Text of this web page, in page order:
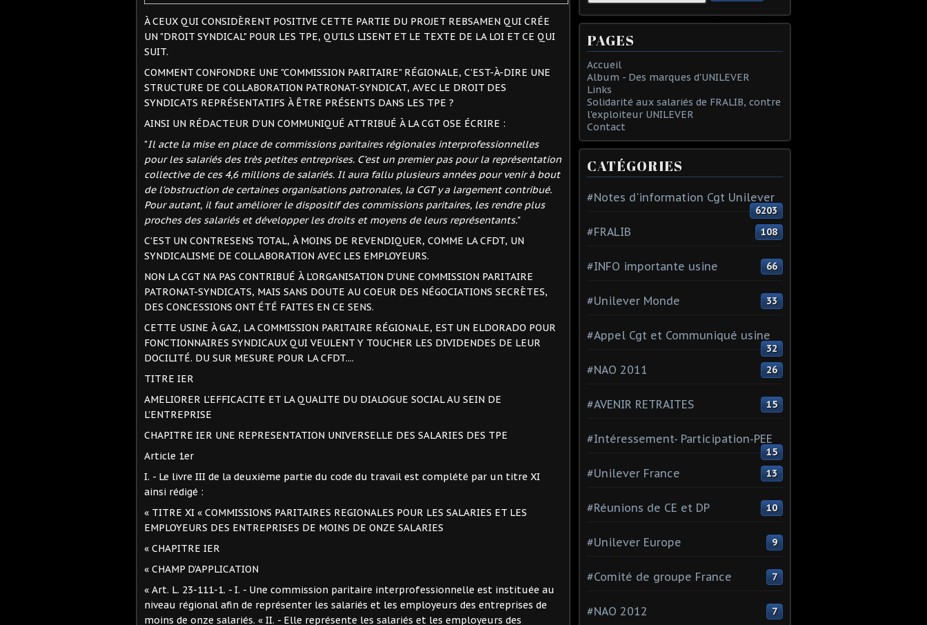
À CEUX QUI CONSIDÈRENT POSITIVE CETTE PARTIE DU PROJET REBSAMEN QUI CRÉE
UN "DROIT SYNDICAL" POUR LES TPE, QU’ILS LISENT ET LE TEXTE DE LA LOI ET CE QUI
SUIT.
COMMENT CONFONDRE UNE "COMMISSION PARITAIRE" RÉGIONALE, C’EST-À-DIRE UNE
STRUCTURE DE COLLABORATION PATRONAT-SYNDICAT, AVEC LE DROIT DES
SYNDICATS REPRÉSENTATIFS À ÊTRE PRÉSENTS DANS LES TPE ?
AINSI UN RÉDACTEUR D’UN COMMUNIQUÉ ATTRIBUÉ À LA CGT OSE ÉCRIRE :
"Il acte la mise en place de commissions paritaires régionales interprofessionnelles
pour les salariés des très petites entreprises. C’est un premier pas pour la représentation
collective de ces 4,6 millions de salariés. Il aura fallu plusieurs années pour venir à bout
de l’obstruction de certaines organisations patronales, la CGT y a largement contribué.
Pour autant, il faut améliorer le dispositif des commissions paritaires, les rendre plus
proches des salariés et développer les droits et moyens de leurs représentants."
C’EST UN CONTRESENS TOTAL, À MOINS DE REVENDIQUER, COMME LA CFDT, UN
SYNDICALISME DE COLLABORATION AVEC LES EMPLOYEURS.
NON LA CGT N’A PAS CONTRIBUÉ À L’ORGANISATION D’UNE COMMISSION PARITAIRE
PATRONAT-SYNDICATS, MAIS SANS DOUTE AU COEUR DES NÉGOCIATIONS SECRÈTES,
DES CONCESSIONS ONT ÉTÉ FAITES EN CE SENS.
CETTE USINE À GAZ, LA COMMISSION PARITAIRE RÉGIONALE, EST UN ELDORADO POUR
FONCTIONNAIRES SYNDICAUX QUI VEULENT Y TOUCHER LES DIVIDENDES DE LEUR
DOCILITÉ. DU SUR MESURE POUR LA CFDT....
TITRE IER
AMELIORER L’EFFICACITE ET LA QUALITE DU DIALOGUE SOCIAL AU SEIN DE
L’ENTREPRISE
CHAPITRE IER UNE REPRESENTATION UNIVERSELLE DES SALARIES DES TPE
Article 1er
I. - Le livre III de la deuxième partie du code du travail est complété par un titre XI
ainsi rédigé :
« TITRE XI « COMMISSIONS PARITAIRES REGIONALES POUR LES SALARIES ET LES
EMPLOYEURS DES ENTREPRISES DE MOINS DE ONZE SALARIES
« CHAPITRE IER
« CHAMP D’APPLICATION
« Art. L. 23-111-1. - I. - Une commission paritaire interprofessionnelle est instituée au
niveau régional afin de représenter les salariés et les employeurs des entreprises de
moins de onze salariés. « II. - Elle représente les salariés et les employeurs des
PAGES
Accueil
Album - Des marques d'UNILEVER
Links
Solidarité aux salariés de FRALIB, contre
l'exploiteur UNILEVER
Contact
CATÉGORIES
#Notes d'information Cgt Unilever
6203
#FRALIB 108
#INFO importante usine 66
#Unilever Monde 33
#Appel Cgt et Communiqué usine
32
#NAO 2011 26
#AVENIR RETRAITES 15
#Intéressement- Participation-PEE
15
#Unilever France 13
#Réunions de CE et DP 10
#Unilever Europe 9
#Comité de groupe France 7
#NAO 2012 7